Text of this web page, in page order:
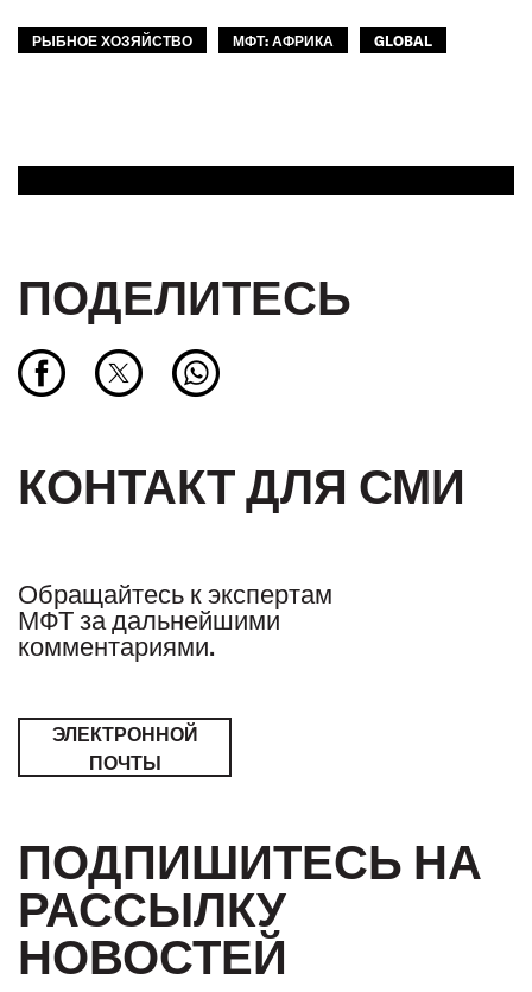
РЫБНОЕ ХОЗЯЙСТВО МФТ: АФРИКА GLOBAL
ПОДЕЛИТЕСЬ
КОНТАКТ ДЛЯ СМИ
Обращайтесь к экспертам
МФТ за дальнейшими
комментариями.
ЭЛЕКТРОННОЙ
ПОЧТЫ
ПОДПИШИТЕСЬ НА
РАССЫЛКУ
НОВОСТЕЙ